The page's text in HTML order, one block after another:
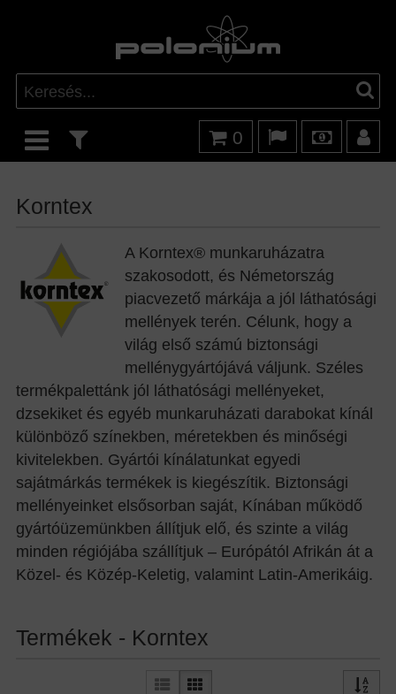
0
Korntex
A Korntex® munkaruházatra
szakosodott, és Németország
piacvezető márkája a jól láthatósági
mellények terén. Célunk, hogy a
világ első számú biztonsági
mellénygyártójává váljunk. Széles
termékpalettánk jól láthatósági mellényeket,
dzsekiket és egyéb munkaruházati darabokat kínál
különböző színekben, méretekben és minőségi
kivitelekben. Gyártói kínálatunkat egyedi
sajátmárkás termékek is kiegészítik. Biztonsági
mellényeinket elsősorban saját, Kínában működő
gyártóüzemünkben állítjuk elő, és szinte a világ
minden régiójába szállítjuk – Európától Afrikán át a
Közel- és Közép-Keletig, valamint Latin-Amerikáig.
Termékek - Korntex